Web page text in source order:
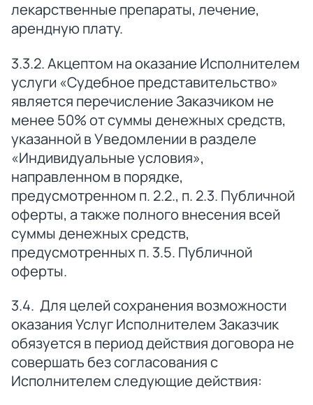
лекарственные препараты, лечение,
арендную плату.
3.3.2. Акцептом на оказание Исполнителем
услуги «Судебное представительство»
является перечисление Заказчиком не
менее 50% от суммы денежных средств,
указанной в Уведомлении в разделе
«Индивидуальные условия»,
направленном в порядке,
предусмотренном п. 2.2., п. 2.3. Публичной
оферты, а также полного внесения всей
суммы денежных средств,
предусмотренных п. 3.5. Публичной
оферты.
3.4. Для целей сохранения возможности
оказания Услуг Исполнителем Заказчик
обязуется в период действия договора не
совершать без согласования с
Исполнителем следующие действия: